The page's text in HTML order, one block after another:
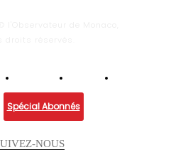
Spécial Abonnés
NOUS